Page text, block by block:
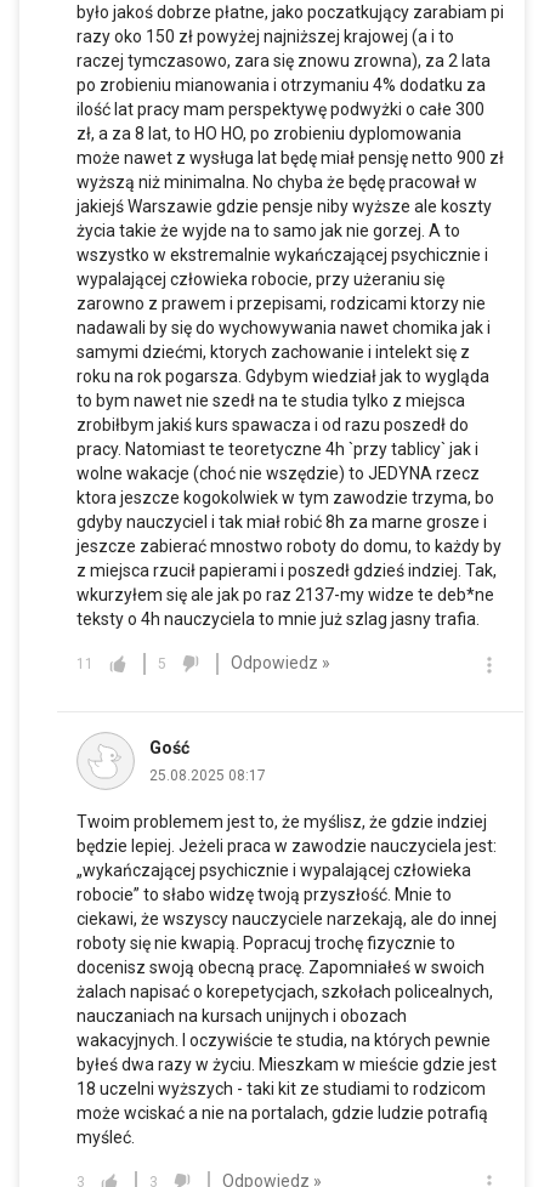
było jakoś dobrze płatne, jako poczatkujący zarabiam pi
razy oko 150 zł powyżej najniższej krajowej (a i to
raczej tymczasowo, zara się znowu zrowna), za 2 lata
po zrobieniu mianowania i otrzymaniu 4% dodatku za
ilość lat pracy mam perspektywę podwyżki o całe 300
zł, a za 8 lat, to HO HO, po zrobieniu dyplomowania
może nawet z wysługa lat będę miał pensję netto 900 zł
wyższą niż minimalna. No chyba że będę pracował w
jakiejś Warszawie gdzie pensje niby wyższe ale koszty
życia takie że wyjde na to samo jak nie gorzej. A to
wszystko w ekstremalnie wykańczającej psychicznie i
wypalającej człowieka robocie, przy użeraniu się
zarowno z prawem i przepisami, rodzicami ktorzy nie
nadawali by się do wychowywania nawet chomika jak i
samymi dziećmi, ktorych zachowanie i intelekt się z
roku na rok pogarsza. Gdybym wiedział jak to wygląda
to bym nawet nie szedł na te studia tylko z miejsca
zrobiłbym jakiś kurs spawacza i od razu poszedł do
pracy. Natomiast te teoretyczne 4h `przy tablicy` jak i
wolne wakacje (choć nie wszędzie) to JEDYNA rzecz
ktora jeszcze kogokolwiek w tym zawodzie trzyma, bo
gdyby nauczyciel i tak miał robić 8h za marne grosze i
jeszcze zabierać mnostwo roboty do domu, to każdy by
z miejsca rzucił papierami i poszedł gdzieś indziej. Tak,
wkurzyłem się ale jak po raz 2137-my widze te deb*ne
teksty o 4h nauczyciela to mnie już szlag jasny trafia.
11 5 Odpowiedz »
Gość
25.08.2025 08:17
Twoim problemem jest to, że myślisz, że gdzie indziej
będzie lepiej. Jeżeli praca w zawodzie nauczyciela jest:
„wykańczającej psychicznie i wypalającej człowieka
robocie” to słabo widzę twoją przyszłość. Mnie to
ciekawi, że wszyscy nauczyciele narzekają, ale do innej
roboty się nie kwapią. Popracuj trochę fizycznie to
docenisz swoją obecną pracę. Zapomniałeś w swoich
żalach napisać o korepetycjach, szkołach policealnych,
nauczaniach na kursach unijnych i obozach
wakacyjnych. I oczywiście te studia, na których pewnie
byłeś dwa razy w życiu. Mieszkam w mieście gdzie jest
18 uczelni wyższych - taki kit ze studiami to rodzicom
może wciskać a nie na portalach, gdzie ludzie potrafią
myśleć.
3 3 Odpowiedz »